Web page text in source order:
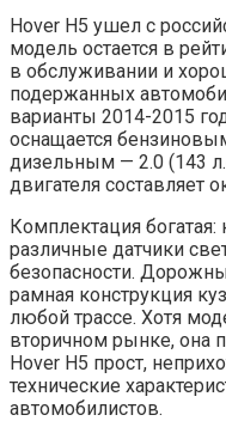
Hover H5 ушел с
модель остается в
в обслуживании и
подержанных
варианты 2014-2015
оснащается
дизельным — 2.0 (143
двигателя составляет
Комплектация богатая:
различные датчики
безопасности.
рамная конструкция
любой трассе. Хотя
вторичном рынке, она
Hover H5 прост,
технические
автомобилистов.